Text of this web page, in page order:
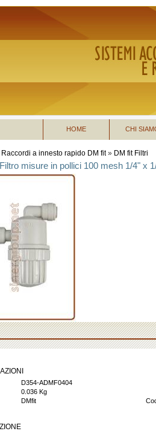
CHI
HOME
Raccordi a innesto rapido DM fit » DM fit Filtri
misure in pollici 100 mesh 1/4" x
D354-ADMF0404
0.036 Kg
DMfit